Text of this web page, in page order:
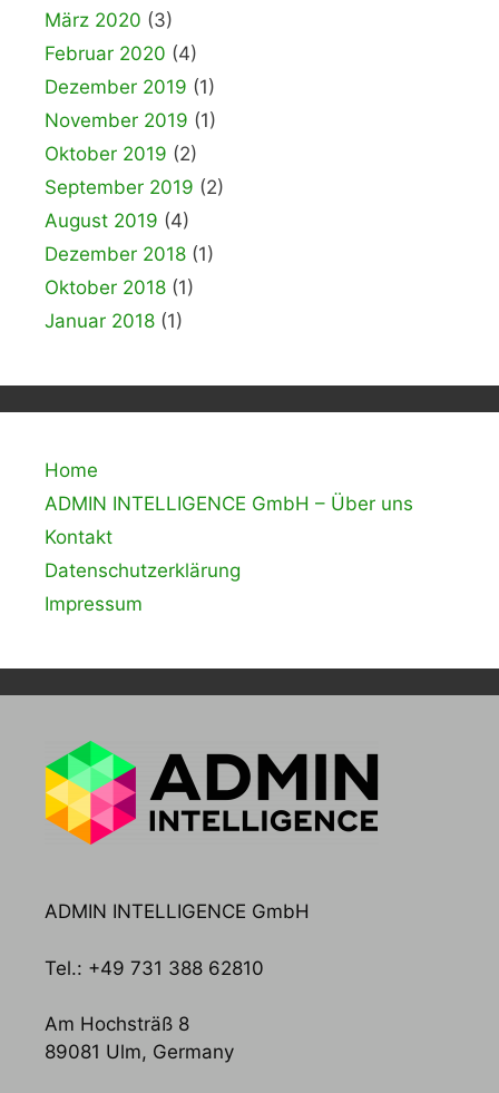
März 2020 (3)
Februar 2020 (4)
Dezember 2019 (1)
November 2019 (1)
Oktober 2019 (2)
September 2019 (2)
August 2019 (4)
Dezember 2018 (1)
Oktober 2018 (1)
Januar 2018 (1)
Home
ADMIN INTELLIGENCE GmbH – Über uns
Kontakt
Datenschutzerklärung
Impressum
ADMIN INTELLIGENCE GmbH
Tel.: +49 731 388 62810
Am Hochsträß 8
89081 Ulm, Germany